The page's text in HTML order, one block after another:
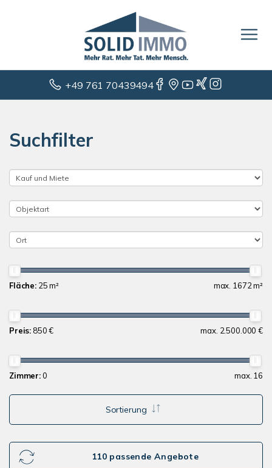
+49 761 70439494
Suchfilter
Fläche: 25 m² max. 1672 m²
Preis: 850 € max. 2.500.000 €
Zimmer:0 max. 16
Sortierung
110 passende Angebote